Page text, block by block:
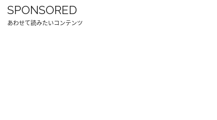
SPONSORED
あわせて読みたいコンテンツ